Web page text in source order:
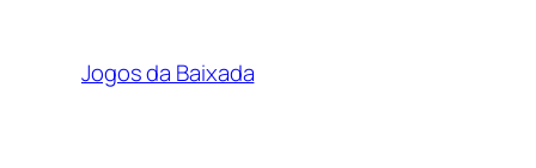
Jogos da Baixada